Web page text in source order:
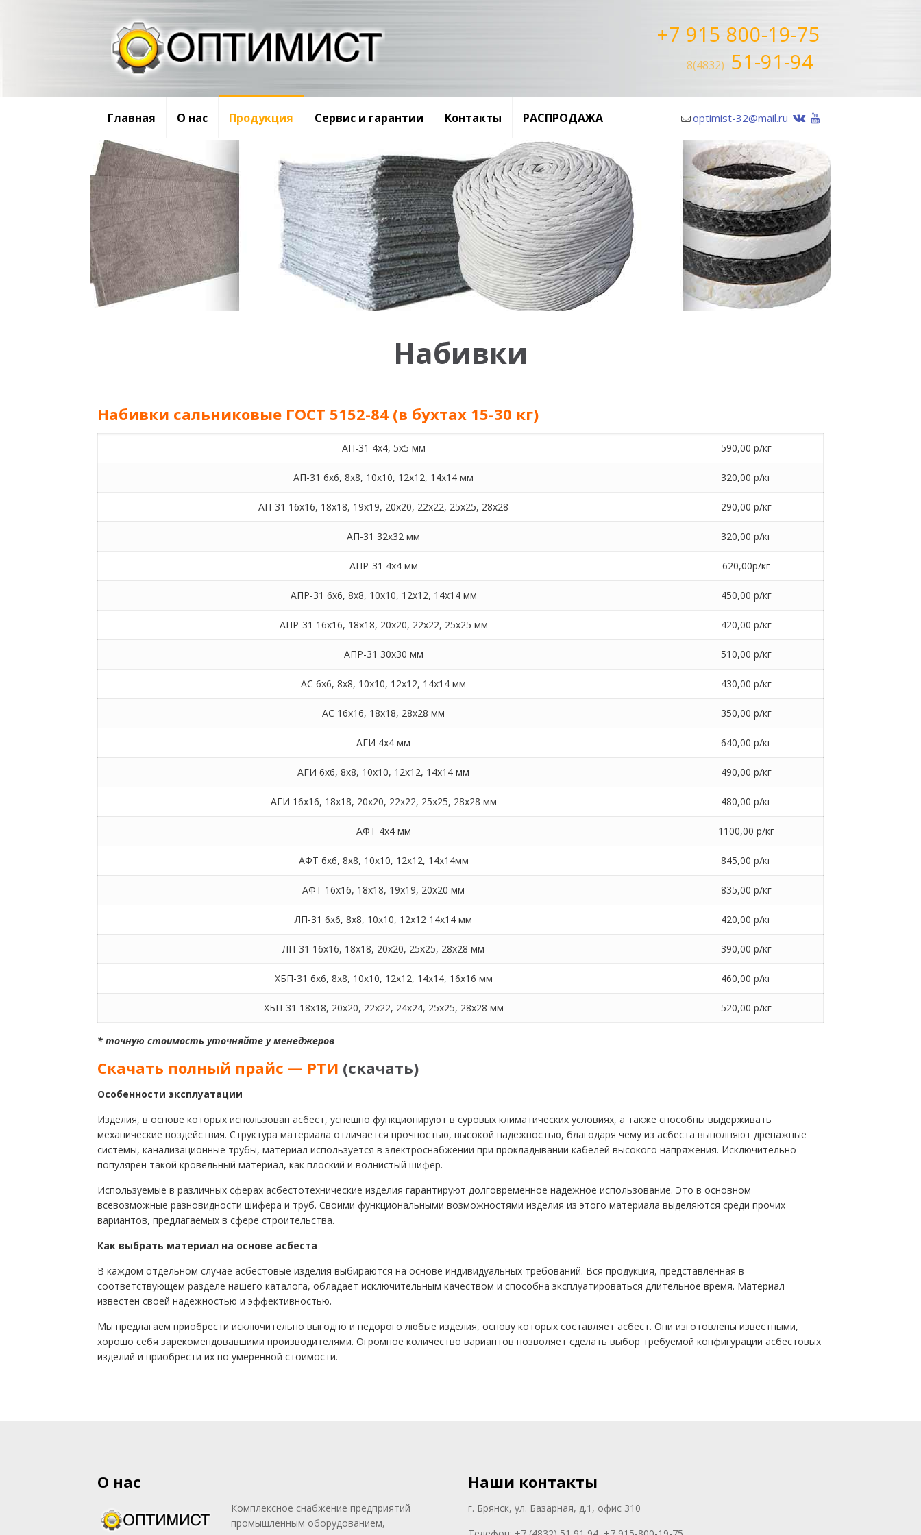
Главная О нас Продукция Сервис и гарантии Контакты РАСПРОДАЖА optimist-32@mail.ru
+7 915 800-19-75
8(4832) 51-91-94
Набивки
Набивки сальниковые ГОСТ 5152-84 (в бухтах 15-30 кг)
АП-31 4х4, 5х5 мм 590,00 р/кг
АП-31 6х6, 8х8, 10х10, 12х12, 14х14 мм 320,00 р/кг
АП-31 16х16, 18х18, 19х19, 20х20, 22х22, 25х25, 28х28 290,00 р/кг
АП-31 32х32 мм 320,00 р/кг
АПР-31 4х4 мм 620,00р/кг
АПР-31 6х6, 8х8, 10х10, 12х12, 14х14 мм 450,00 р/кг
АПР-31 16х16, 18х18, 20х20, 22х22, 25х25 мм 420,00 р/кг
АПР-31 30х30 мм 510,00 р/кг
АС 6х6, 8х8, 10х10, 12х12, 14х14 мм 430,00 р/кг
АС 16х16, 18х18, 28х28 мм 350,00 р/кг
АГИ 4х4 мм 640,00 р/кг
АГИ 6х6, 8х8, 10х10, 12х12, 14х14 мм 490,00 р/кг
АГИ 16х16, 18х18, 20х20, 22х22, 25х25, 28х28 мм 480,00 р/кг
АФТ 4х4 мм 1100,00 р/кг
АФТ 6х6, 8х8, 10х10, 12х12, 14х14мм 845,00 р/кг
АФТ 16х16, 18х18, 19х19, 20х20 мм 835,00 р/кг
ЛП-31 6х6, 8х8, 10х10, 12х12 14х14 мм 420,00 р/кг
ЛП-31 16х16, 18х18, 20х20, 25х25, 28х28 мм 390,00 р/кг
ХБП-31 6х6, 8х8, 10х10, 12х12, 14х14, 16х16 мм 460,00 р/кг
ХБП-31 18х18, 20х20, 22х22, 24х24, 25х25, 28х28 мм 520,00 р/кг
* точную стоимость уточняйте у менеджеров
Скачать полный прайс — РТИ (скачать)
Особенности эксплуатации
Изделия, в основе которых использован асбест, успешно функционируют в суровых климатических условиях, а также способны выдерживать
механические воздействия. Структура материала отличается прочностью, высокой надежностью, благодаря чему из асбеста выполняют дренажные
системы, канализационные трубы, материал используется в электроснабжении при прокладывании кабелей высокого напряжения. Исключительно
популярен такой кровельный материал, как плоский и волнистый шифер.
Используемые в различных сферах асбестотехнические изделия гарантируют долговременное надежное использование. Это в основном
всевозможные разновидности шифера и труб. Своими функциональными возможностями изделия из этого материала выделяются среди прочих
вариантов, предлагаемых в сфере строительства.
Как выбрать материал на основе асбеста
В каждом отдельном случае асбестовые изделия выбираются на основе индивидуальных требований. Вся продукция, представленная в
соответствующем разделе нашего каталога, обладает исключительным качеством и способна эксплуатироваться длительное время. Материал
известен своей надежностью и эффективностью.
Мы предлагаем приобрести исключительно выгодно и недорого любые изделия, основу которых составляет асбест. Они изготовлены известными,
хорошо себя зарекомендовавшими производителями. Огромное количество вариантов позволяет сделать выбор требуемой конфигурации асбестовых
изделий и приобрести их по умеренной стоимости.
О нас
Комплексное снабжение предприятий
промышленным оборудованием,
Наши контакты
г. Брянск, ул. Базарная, д.1, офис 310